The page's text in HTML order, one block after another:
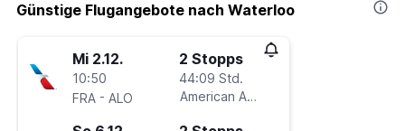
Günstige Flugangebote nach Waterloo
Mi 2.12.
10:50
FRA - ALO
2 Stopps
44:09 Std.
American Airlines